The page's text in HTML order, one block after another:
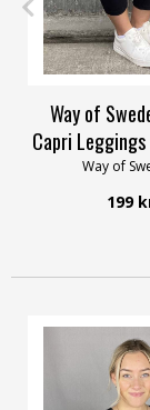
32/34 36/38
Way of
Capri
Way of
199